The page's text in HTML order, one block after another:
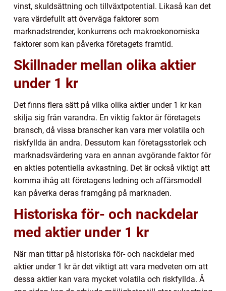
vinst, skuldsättning och tillväxtpotential. Likaså kan det
vara värdefullt att överväga faktorer som
marknadstrender, konkurrens och makroekonomiska
faktorer som kan påverka företagets framtid.
Skillnader mellan olika aktier
under 1 kr
Det finns flera sätt på vilka olika aktier under 1 kr kan
skilja sig från varandra. En viktig faktor är företagets
bransch, då vissa branscher kan vara mer volatila och
riskfyllda än andra. Dessutom kan företagsstorlek och
marknadsvärdering vara en annan avgörande faktor för
en akties potentiella avkastning. Det är också viktigt att
komma ihåg att företagens ledning och affärsmodell
kan påverka deras framgång på marknaden.
Historiska för- och nackdelar
med aktier under 1 kr
När man tittar på historiska för- och nackdelar med
aktier under 1 kr är det viktigt att vara medveten om att
dessa aktier kan vara mycket volatila och riskfyllda. Å